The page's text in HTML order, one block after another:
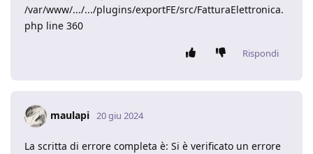
/var/www/.../.../plugins/exportFE/src/FatturaElettronica.
php line 360
Rispondi
maulapi 20 giu 2024
La scritta di errore completa è: Si è verificato un errore